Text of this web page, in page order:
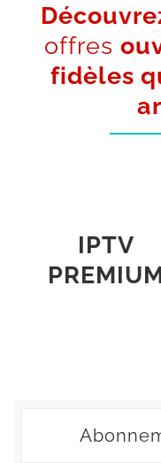
offres
fidèles
IPTV